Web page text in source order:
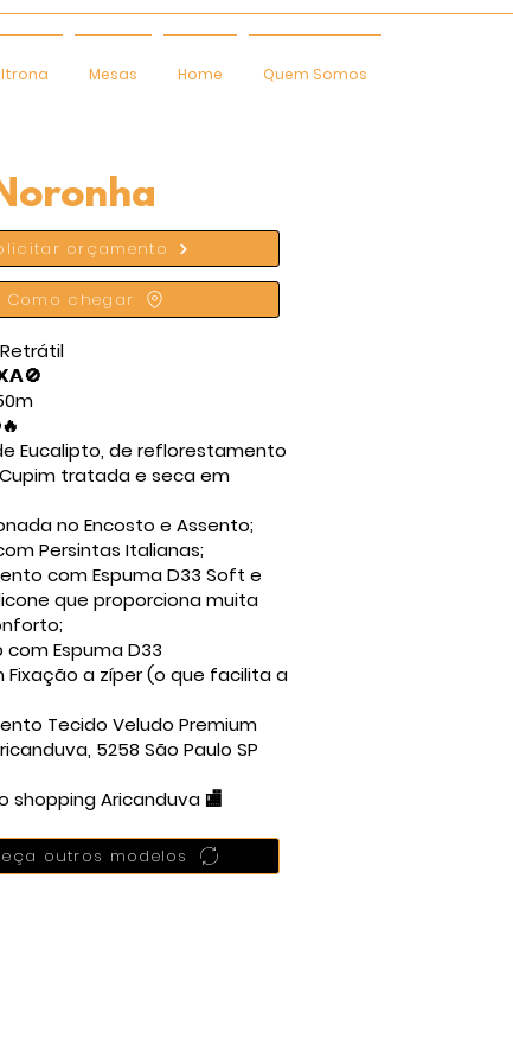
Mesas Home Quem Somos
orçamento
Como chegar
Eucalipto, de reflorestamento
tratada e seca em
no Encosto e Assento;
Persintas Italianas;
com Espuma D33 Soft e
que proporciona muita
com Espuma D33
Fixação a zíper (o que facilita a
Tecido Veludo Premium
5258 São Paulo SP
shopping Aricanduva 🏬
outros modelos